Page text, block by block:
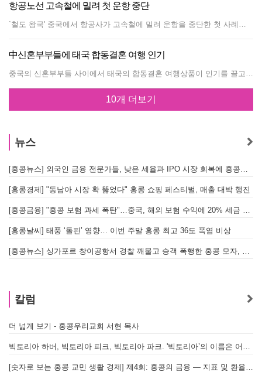
항공노선 고속철에 밀려 첫 운항 중단
`철도 왕국' 중국에서 항공사가 고속철에 밀려 운항을 중단한 첫 사례가 나타났다. 1일 공산당 기관지 인민일보에 따르면 중국남방 항공과 상붕항공 등 2개의 항공사는 지난 27일부터 장쑤성(江蘇省) 난징시(南京市)와 후베이성(湖北省) 우한시(武漢市) 항공 노선의 운항을 중단했다. 이에 따라 우한-난징에는 항공노선이 없어졌다. 상붕항공은 2007년 난징에서 우한을 거쳐 쿤밍(昆明)으로 향하는 항공 노선을 개설했으나 최근 2년간 고속철 개통 후 난징-우한 항로의 승객이 급감했다. 난징-우한 노선에는 과거 일반 철도가운행, 10시간 이상이 걸렸으나 시속 250㎞로 달리는 고속철 개통으로 운행시간이 3시간으로 단축됐다. 남방항공은 난징-우한 노선의 거리가 짧아 고속철이 훨씬 더 빨라졌다면서 난징-우한-충칭(重慶)의 항로에서 난징-우한 노선의 운항을 포기하고 난징-충칭의 직항로를 개설했다고 설명했다. 중국은 2009년 4월1일 우한에서 허페이(合肥)를 거쳐 난징에 도착하는 고속철도를 개통했다. 또 난징-우한의 노선은 항공요금이 730위안으로 고속철 요금180위안의 4배 이상으로 비쌌다는 점도 항로 폐쇄의 원인이 됐다. 특히 올해 초부터 난징-우한 고속철 노선의 하루 운행 횟수가 21회로 늘어나며 항공업체들이 더 어려워졌다. 항공사들은 고속철이 개통된 다른 노선들에서도 큰 어려움을 겪고 있다. 우한-상하이(上海)와 우한-광저우(廣州) 노선에도 고속철이 운행을 시작하면서 항공편의 증설이 이뤄지지 않고 있다. 항공사들은 현재 고속철이 개통되지 않은 중소도시들로 신규 노선의 개설을 검토하고 있다.
中신혼부부들에 태국 합동결혼 여행 인기
중국의 신혼부부들 사이에서 태국의 합동결혼 여행상품이 인기를 끌고 있는 것으로 나타났다. 반관영 통신인중국신문사의 23일 보도에 따르면 태국 정부의 적극적인 중국 결혼시장 공략 정책으로 오는 28일 상하이(上海)와 광저우 등 대도시의 신혼부부 100쌍이 태국에서 태국식 전통방식으로 합동결혼식을 올린다. 중국에서 결혼식을 올린 신혼부부들이 태국으로 신혼광 상품이다. 4박6일 일정으로 참가비가 4천190위안(72만원)인 태국 합동결혼 상품은 태국 국가여행국 상하이사무소가 `태국은 당신을 사랑하기 때문에'라는 주제로 중국 대도시의 여행사, 사진관 등을 통해 중국인 관광객 모집하고 비자수수료 면제 등의 정책을 시행하면서 효과를 보고 있는 것이다. 태국식 결혼식 자체도 인기가 높다. 신랑, 신부가 태국 전통 공연을 관람한 후 태국식 복장을 입고 두마리의 대형 코끼리 위에서 거리에 꽃을 뿌리는 일련의 결혼식 풍속이 독특한 결혼식을 경험하려는 중국 젊은층의 관심을 끌고 있는 것이다. 태국은 총리가 직접 나서 중국 관광객을 유치하라고 지시함에 따라 태국여행국이 1만쌍의 중국 신혼부부를 유치한다는 방침 아래 적극적인 중국 관광시장을 공략하고 있다. 태국은 최근 중국 신혼부부들의 인기 해외 신혼여행지로 부상하고 있는데 작년 상반기에만 태국을 방문한 중국인은 50만명에 달하는 것으로 집계됐다. 태국 정부의 신혼부부 유치 캠페인은 내년 6월30일까지 지속되며 앞으로 베이징(北京), 상하이, 광저우, 청두(成都), 쿤밍(昆明) 등 5개 도시에서 매달 태국으로 향하는 직항기를 통해 중국 신혼부부들이 합동결혼식 여행을 떠날 전망이다.
10개 더보기
뉴스
[홍콩뉴스] 외국인 금융 전문가들, 낮은 세율과 IPO 시장 회복에 홍콩으로 '대거 복귀'
[홍콩경제] "동남아 시장 확 뚫었다" 홍콩 쇼핑 페스티벌, 매출 대박 행진
[홍콩금융] "홍콩 보험 과세 폭탄"…중국, 해외 보험 수익에 20% 세금 부과로 관련주 급락
[홍콩날씨] 태풍 ‘돌핀’ 영향… 이번 주말 홍콩 최고 36도 폭염 비상
[홍콩뉴스] 싱가포르 창이공항서 경찰 깨물고 승객 폭행한 홍콩 모자, 결국 감옥행
칼럼
더 넓게 보기 - 홍콩우리교회 서현 목사
빅토리아 하버, 빅토리아 피크, 빅토리아 파크. '빅토리아’의 이름은 어떻게 온 걸까? - [이승권 원장의 생활칼럼]
[숫자로 보는 홍콩 교민 생활 경제] 제4회: 홍콩의 금융 — 지표 및 환율, MPF 운영 현황